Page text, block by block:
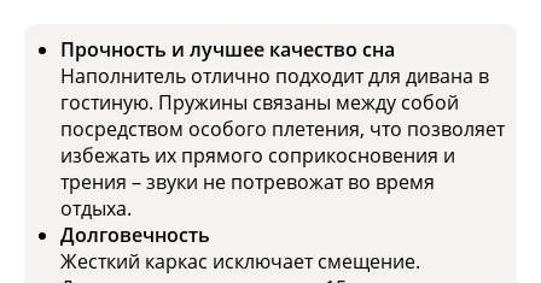
Прочность и лучшее качество сна
Наполнитель отлично подходит для дивана в
гостиную. Пружины связаны между собой
посредством особого плетения, что позволяет
избежать их прямого соприкосновения и
трения – звуки не потревожат во время
отдыха.
Долговечность
Жесткий каркас исключает смещение.